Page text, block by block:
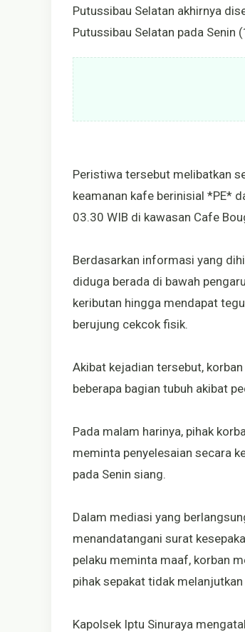
Putussibau Selatan akhirnya
Putussibau Selatan pada Senin
Peristiwa tersebut melibatkan
keamanan kafe berinisial *PE*
03.30 WIB di kawasan Cafe
Berdasarkan informasi yang
diduga berada di bawah
keributan hingga mendapat
berujung cekcok fisik.
Akibat kejadian tersebut,
beberapa bagian tubuh akibat
Pada malam harinya, pihak
meminta penyelesaian secara
pada Senin siang.
Dalam mediasi yang
menandatangani surat
pelaku meminta maaf, korban
pihak sepakat tidak
Kapolsek Iptu Sinuraya